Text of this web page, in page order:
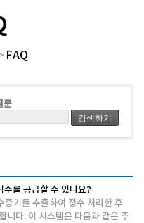
FAQ
문
검색하기
수를 공급할 수 있나요?
기를 추출하여 정수 처리한 후
니다. 이 시스템은 다음과 같은 주